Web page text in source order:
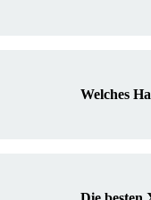
Welches